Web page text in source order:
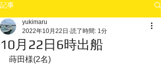
記事
10月22日6時出船
yukimaru
2022年10月22日 読了時間: 1分
蒔田様(2名)